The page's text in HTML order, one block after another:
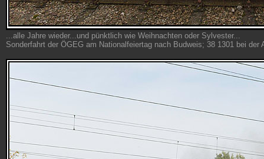
...alle Jahre wieder...und pünktlich wie Weihnachten oder Sylvester...
Sonderfahrt der ÖGEG am Nationalfeiertag nach Budweis; 38 1301 bei